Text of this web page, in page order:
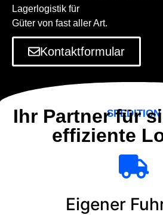
Lagerlogistik für
Güter von fast aller Art.
Kontaktformular
SPEDITION
Ihr Partner für
effiziente
Eigener